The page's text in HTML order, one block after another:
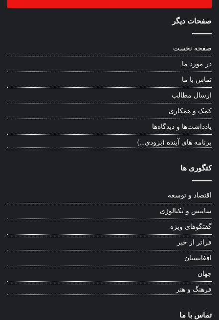
صفحات دیگر
صفحه نخست
در مورد ما
تماس با ما
ارسال مطالب
کمک و همکاری
یادداشت‌ها و دیدگاه‌ها
برنامه های آینده (بزودی…)
کتگوری ها
اقتصاد و توسعه
ساینس و تکنالوژی
گفتگوهای ویژه
فراتر از خبر
افغانستان
جهان
فرهنگ و هنر
تماس با ما